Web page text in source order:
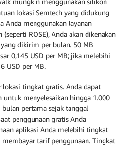
mungkin menggunakan silikon
lokasi Semtech yang didukung
Anda menggunakan layanan
ROSE), Anda akan dikenakan
dikirim per bulan. 50 MB
0,145 USD per MB; jika melebihi
USD per MB.
lokasi tingkat gratis. Anda dapat
untuk menyelesaikan hingga 1.000
bulan pertama sejak tanggal
penggunaan gratis Anda
aplikasi Anda melebihi tingkat
membayar tarif penggunaan. Tingkat